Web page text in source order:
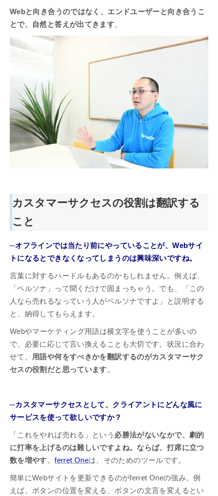
Webと向き合うのではなく、エンドユーザーと向き合うこ
とで、自然と答えが出てきます。
カスタマーサクセスの役割は翻訳する
こと
─オフラインでは当たり前にやっていることが、Webサイ
トになるとできなくなってしまうのは興味深いですね。
言葉に対するハードルもあるのかもしれません。例えば、
「ペルソナ」って聞くだけで固まっちゃう。でも、「この
人なら売れるなっていう人がペルソナですよ」と説明する
と、納得してもらえます。
Webやマーケティング用語は横文字を使うことが多いの
で、必要に応じて言い換えることも大切です。状況に合わ
せて、
用語や何をすべきかを翻訳するのがカスタマーサク
セスの役割だと思っています。
─カスタマーサクセスとして、クライアントにどんな風に
サービスを使って欲しいですか？
「これをやれば売れる」という 必勝法がないなかで、劇的
に打率を上げるのは難しいですよね。ならば、打席に立つ
数を増やす。ferret Oneは、そのためのツールです。
簡単にWebサイトを更新できるのがferret Oneの強み。例
えば、ボタンの位置を変える、ボタンの文言を変えるとい